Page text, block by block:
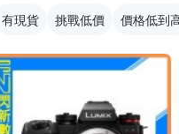
有現貨 挑戰低價 價格低到